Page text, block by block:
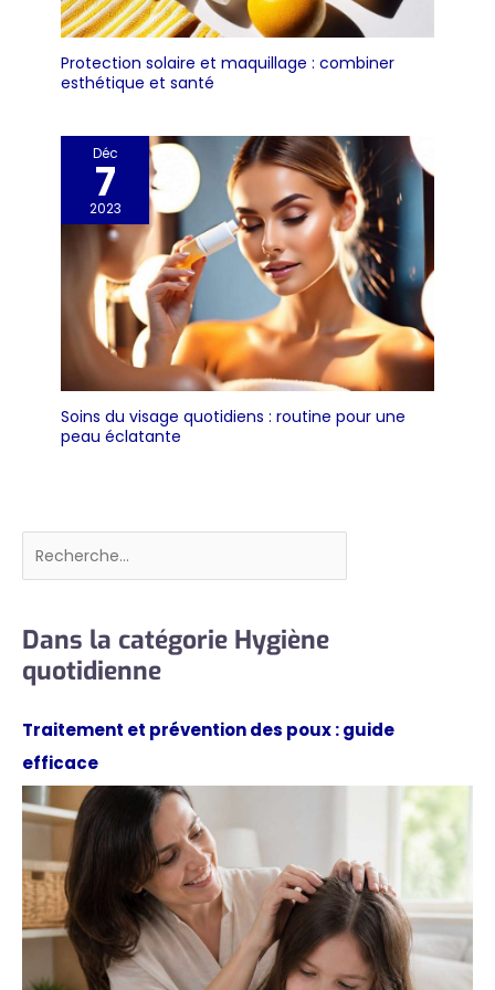
qualité renforce
l’aspiration et la
résilience, permettant
Associée à des
graduations claires et
précises, elle permet
des mesures et des
mélanges rapides, pour
un gain de temps
précieux. Léger et
compact, facile à
ranger et à transporter,
ce compte-gouttes
convient à diverses
applications, comme
les expériences et les
et se remontent
conception permet de
l'embout en
caoutchouc du corps
nettoyage. L'embout
en caoutchouc se
et les résidus à
gouttes s'éliminent
facilement à l'aide
d'une brosse de
nettoyage. Les
compte-gouttes sont
réutilisables après
nettoyage.
Protection solaire et maquillage : combiner
esthétique et santé
Déc
7
2023
Soins du visage quotidiens : routine pour une
peau éclatante
Rechercher
Dans la catégorie Hygiène
quotidienne
Traitement et prévention des poux : guide
efficace